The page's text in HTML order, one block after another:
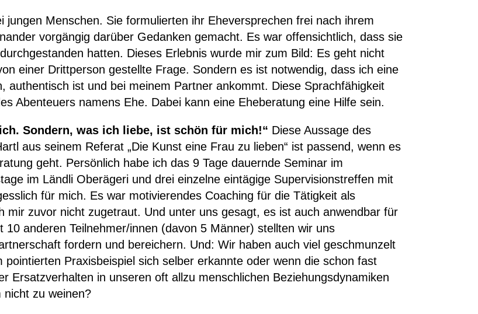
Menschen. Sie formulierten ihr Eheversprechen frei nach ihrem
vorgängig darüber Gedanken gemacht. Es war offensichtlich, dass sie
hatten. Dieses Erlebnis wurde mir zum Bild: Es geht nicht
einer Drittperson gestellte Frage. Sondern es ist notwendig, dass ich eine
authentisch ist und bei meinem Partner ankommt. Diese Sprachfähigkeit
Abenteuers namens Ehe. Dabei kann eine Eheberatung eine Hilfe sein.
Sondern, was ich liebe, ist schön für mich!“ Diese Aussage des
aus seinem Referat „Die Kunst eine Frau zu lieben“ ist passend, wenn es
geht. Persönlich habe ich das 9 Tage dauernde Seminar im
im Ländli Oberägeri und drei einzelne eintägige Supervisionstreffen mit
für mich. Es war motivierendes Coaching für die Tätigkeit als
mir zuvor nicht zugetraut. Und unter uns gesagt, es ist auch anwendbar für
anderen Teilnehmer/innen (davon 5 Männer) stellten wir uns
fordern und bereichern. Und: Wir haben auch viel geschmunzelt
Praxisbeispiel sich selber erkannte oder wenn die schon fast
Ersatzverhalten in unseren oft allzu menschlichen Beziehungsdynamiken
zu weinen?